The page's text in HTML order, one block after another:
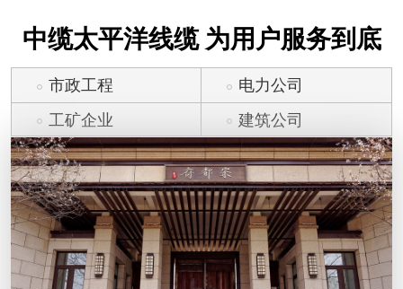
中缆太平洋线缆 为用户服务到底
市政工程
电力公司
工矿企业
建筑公司